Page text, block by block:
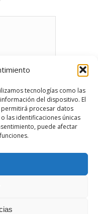
tecnologías como las
del dispositivo. El
procesar datos
las identificaciones únicas
puede afectar